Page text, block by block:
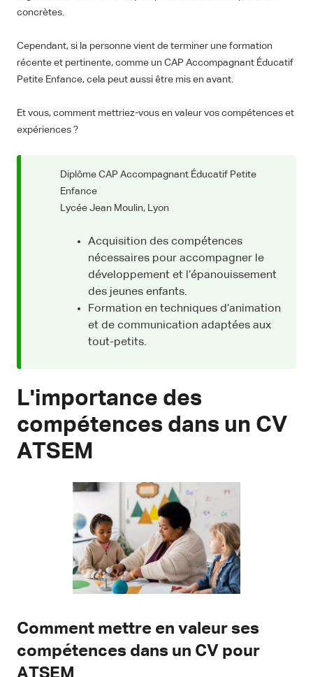
concrètes.
Cependant, si la personne vient de terminer une formation
récente et pertinente, comme un CAP Accompagnant Éducatif
Petite Enfance, cela peut aussi être mis en avant.
Et vous, comment mettriez-vous en valeur vos compétences et
expériences ?
Diplôme CAP Accompagnant Éducatif Petite
Enfance
Lycée Jean Moulin, Lyon
Acquisition des compétences
nécessaires pour accompagner le
développement et l’épanouissement
des jeunes enfants.
Formation en techniques d’animation
et de communication adaptées aux
tout-petits.
L'importance des
compétences dans un CV
ATSEM
Comment mettre en valeur ses
compétences dans un CV pour